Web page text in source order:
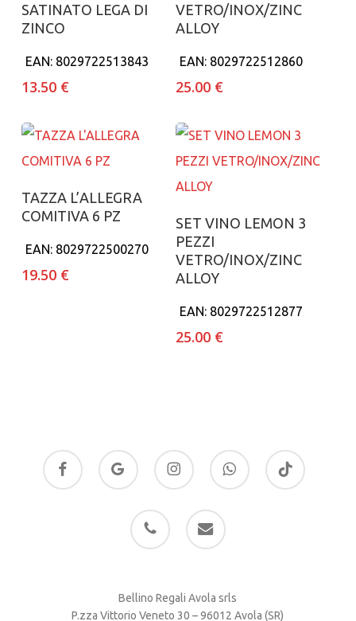
SATINATO LEGA DI
ZINCO
EAN: 8029722513843
13.50 €
VETRO/INOX/ZINC
ALLOY
EAN: 8029722512860
25.00 €
Aggiungi al carrello
TAZZA L’ALLEGRA
COMITIVA 6 PZ
EAN: 8029722500270
19.50 €
Aggiungi al carrello
SET VINO LEMON 3
PEZZI
VETRO/INOX/ZINC
ALLOY
EAN: 8029722512877
25.00 €
facebook
google-
plus
instagram whatsapp tiktok
phone email
Bellino Regali Avola srls
P.zza Vittorio Veneto 30 – 96012 Avola (SR)